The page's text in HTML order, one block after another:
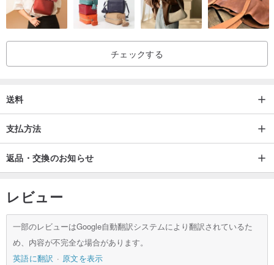
本物の宝石：マロンのすべての宝石は天然の宝石です。染色してい
原産地：私たちが使っている宝石は世界中の最高の源から来ていま
す。タイの職人によって切られることによって各コレクションのデ
オリジナルデザイン：MARON宝石は、製造工程からデザインされ
品質：MARON宝石の各部分の品質と色は多少異なる場合がありま
す。天然宝石だからただし、すべての宝石は、ブランドの標準グレ
ードを維持するように選択されます。
術者によってカットされます。標準的な品質を得るために
チェックする
送料
支払方法
返品・交換のお知らせ
レビュー
一部のレビューはGoogle自動翻訳システムにより翻訳されているた
め、内容が不完全な場合があります。
英語に翻訳
原文を表示